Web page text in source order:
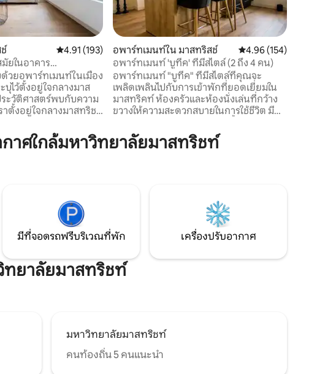
คะแนนเฉลี่ย 4.91 จาก 5, 193 รีวิว
4.91 (193)
ยในอาคาร
วยอพาร์ทเมนท์ในเมือง
บุไว้ตั้งอยู่ใจกลางมาส
ะวัติศาสตร์พบกับความ
ด้ภายใน 5 นาที นอกจาก
Bassin และ
อพาร์ทเมนท์ใน มาสทริสช์ คะแนนเฉลี่ย 4.96 จาก
4.96 (154)
อพาร์ทเมนท์ 'บูทีค' ที่มีสไตล์ (2 ถึง 4 คน)
อพาร์ทเมนท์ "บูทีค" ที่มีสไตล์ที่คุณจะ
เพลิดเพลินไปกับการเข้าพักที่ยอดเยี่ยมใน
มาสทริคท์ ห้องครัวและห้องนั่งเล่นที่กว้าง
ขวางให้ความสะดวกสบายในการใช้ชีวิต มี
นี้ยังมีห้องน้ำ 2 ห้องพร้อมฝักบัวอาบน้ำ อ
พาร์ทเมนท์สะดวกมากในการเดินทางไป
าศใกล้มหาวิทยาลัยมาสทริชท์
มีที่จอดรถฟรีบริเวณที่พัก เครื่องปรับอากาศ
ทยาลัยมาสทริชท์
มหาวิทยาลัยมาสทริชท์
คนท้องถิ่น 5 คนแนะนำ